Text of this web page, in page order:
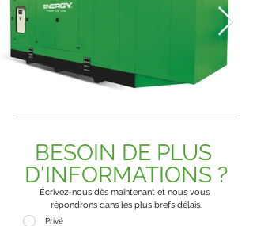
BESOIN DE PLUS
D'INFORMATIONS ?
Écrivez-nous dès maintenant et nous vous
répondrons dans les plus brefs délais.
Privé